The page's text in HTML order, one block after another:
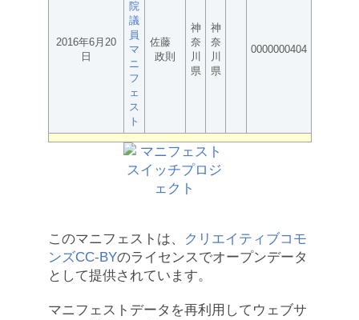
2016年6月20
日
院
議
員
マ
ニ
フ
ェ
ス
ト
佐藤
政則
神
奈
川
県
神
奈
川
県
0000000404
このマニフェストは、
クリエイティブコモ
ンズCC-BYのライセンスでオープンデータ
として提供されています。
マニフェストデータを再利用してウェブサ